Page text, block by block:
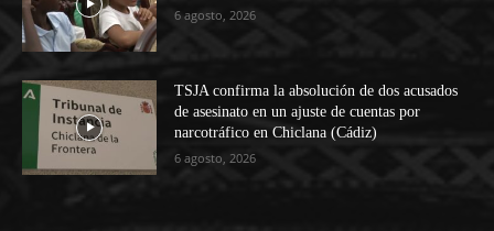
6 agosto, 2026
TSJA confirma la absolución de dos acusados
de asesinato en un ajuste de cuentas por
narcotráfico en Chiclana (Cádiz)
6 agosto, 2026